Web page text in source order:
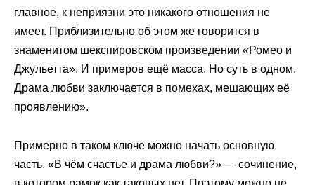
главное, к неприязни это никакого отношения не
имеет. Приблизительно об этом же говорится в
знаменитом шекспировском произведении «Ромео и
Джульетта». И примеров ещё масса. Но суть в одном.
Драма любви заключается в помехах, мешающих её
проявлению».
Примерно в таком ключе можно начать основную
часть. «В чём счастье и драма любви?» — сочинение,